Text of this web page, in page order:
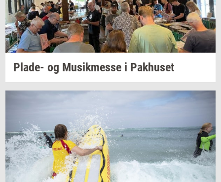
Plade-​ og Mu­sik­mes­se i Pak­hu­set